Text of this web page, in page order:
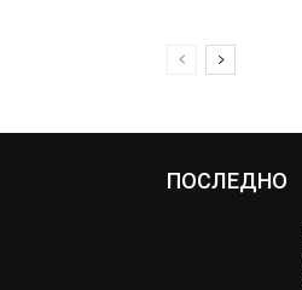
ПОСЛЕДНО